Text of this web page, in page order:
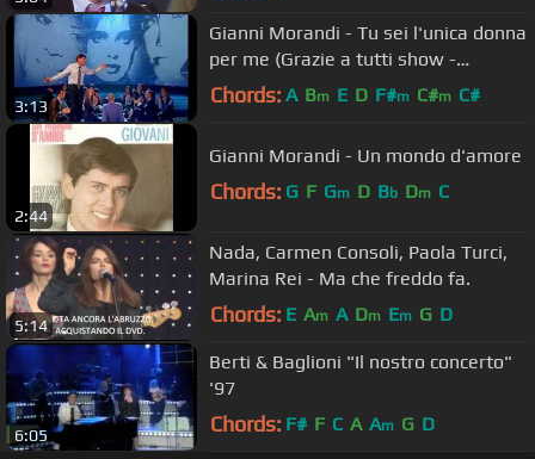
3:13
Gianni Morandi - Tu sei l'unica donna
per me (Grazie a tutti show -
08/11/2009)
Chords: A Bm E D F#m C#m C#
2:44
Gianni Morandi - Un mondo d'amore
Chords: G F Gm D Bb Dm C
5:14
Nada, Carmen Consoli, Paola Turci,
Marina Rei - Ma che freddo fa.
Chords: E Am A Dm Em G D
6:05
Berti & Baglioni "Il nostro concerto"
'97
Chords: F# F C A Am G D